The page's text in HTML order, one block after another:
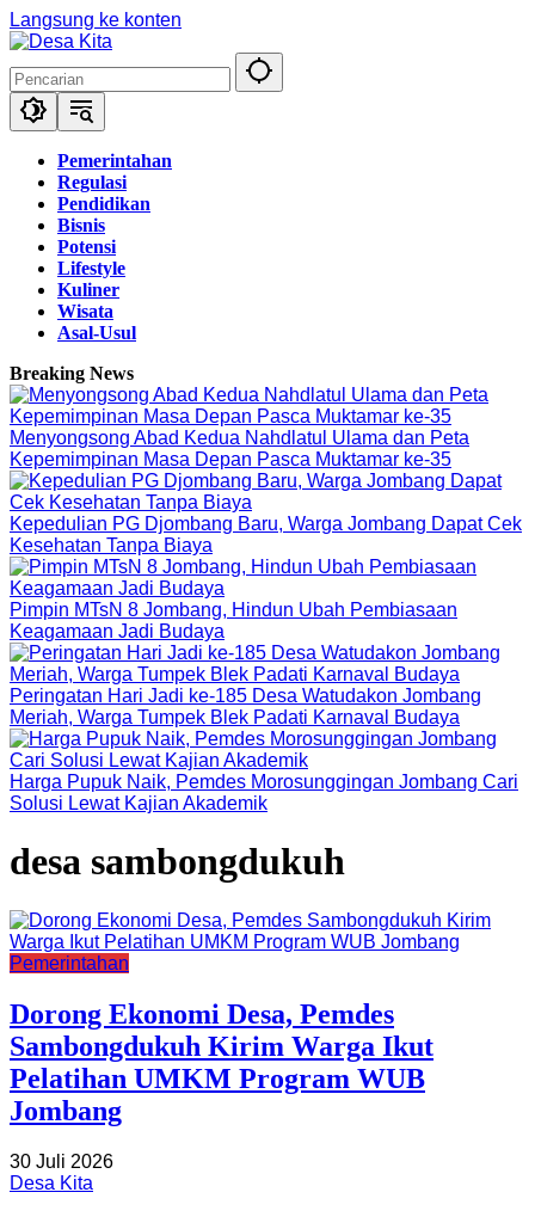
Langsung ke konten
Pemerintahan
Regulasi
Pendidikan
Bisnis
Potensi
Lifestyle
Kuliner
Wisata
Asal-Usul
Breaking News
Menyongsong Abad Kedua Nahdlatul Ulama dan Peta
Kepemimpinan Masa Depan Pasca Muktamar ke-35
Kepedulian PG Djombang Baru, Warga Jombang Dapat Cek
Kesehatan Tanpa Biaya
Pimpin MTsN 8 Jombang, Hindun Ubah Pembiasaan
Keagamaan Jadi Budaya
Peringatan Hari Jadi ke-185 Desa Watudakon Jombang
Meriah, Warga Tumpek Blek Padati Karnaval Budaya
Harga Pupuk Naik, Pemdes Morosunggingan Jombang Cari
Solusi Lewat Kajian Akademik
desa sambongdukuh
Pemerintahan
Dorong Ekonomi Desa, Pemdes
Sambongdukuh Kirim Warga Ikut
Pelatihan UMKM Program WUB
Jombang
30 Juli 2026
Desa Kita